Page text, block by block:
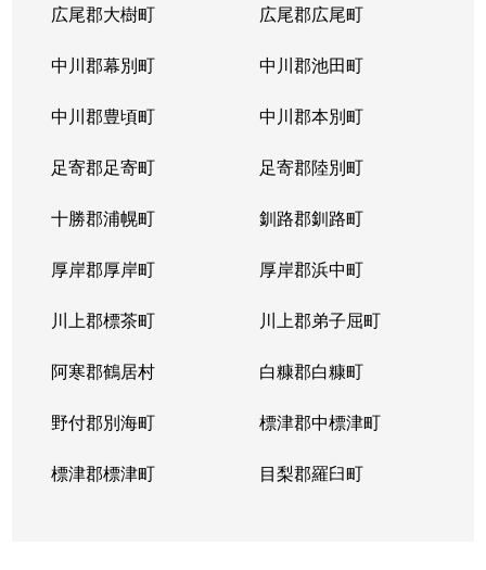
広尾郡大樹町 広尾郡広尾町
中川郡幕別町 中川郡池田町
中川郡豊頃町 中川郡本別町
足寄郡足寄町 足寄郡陸別町
十勝郡浦幌町 釧路郡釧路町
厚岸郡厚岸町 厚岸郡浜中町
川上郡標茶町 川上郡弟子屈町
阿寒郡鶴居村 白糠郡白糠町
野付郡別海町 標津郡中標津町
標津郡標津町 目梨郡羅臼町